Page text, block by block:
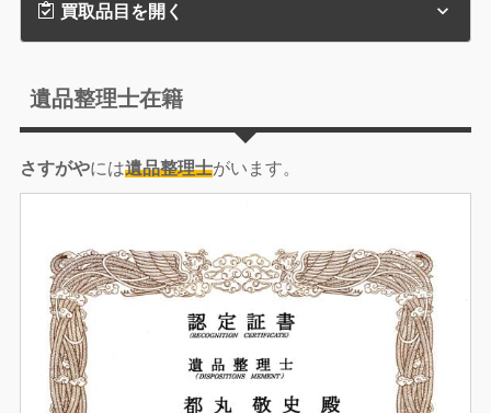
買取品目を開く
遺品整理士在籍
さすがやには遺品整理士がいます。